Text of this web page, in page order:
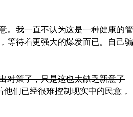
。我一直不认为这是一种健康的管
等待着更强大的爆发而已。自己骗
对策了，只是这也太缺乏新意了
们已经很难控制现实中的民意，